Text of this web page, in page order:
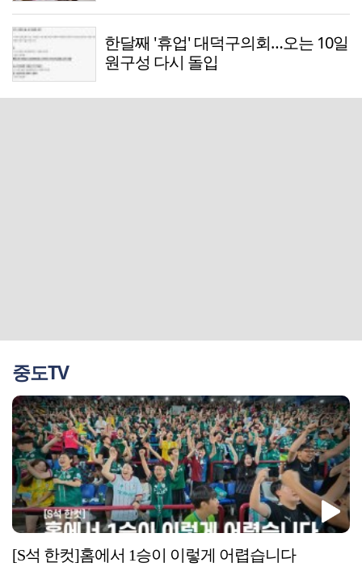
한달째 '휴업' 대덕구의회…오는 10일
원구성 다시 돌입
중도TV
[S석 한컷]홈에서 1승이 이렇게 어렵습니다